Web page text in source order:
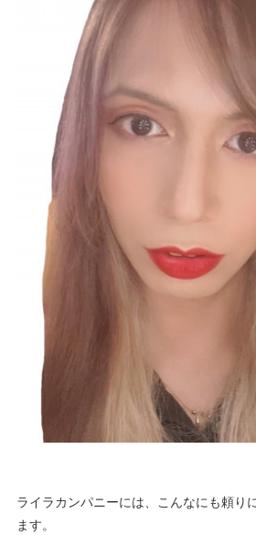
ライラカンパニーには、こんなにも頼り
ます。